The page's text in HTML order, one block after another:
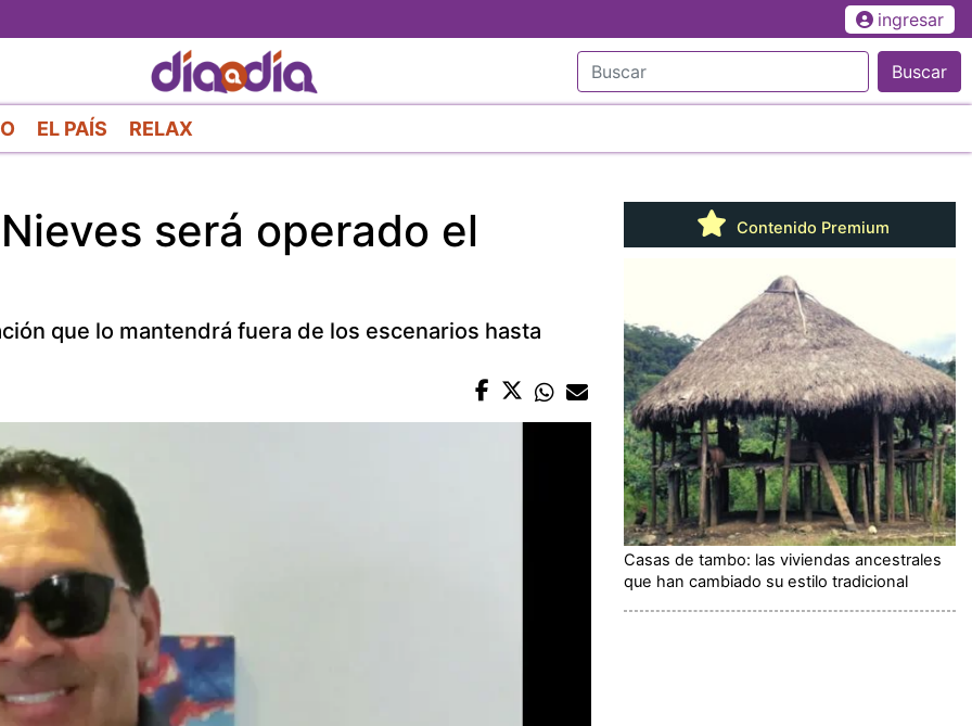
al
contenido
principal
ingresar
Buscar
EL PAÍS RELAX
será operado el
que lo mantendrá fuera de los escenarios hasta
Contenido Premium
Casas de tambo: las viviendas ancestrales
que han cambiado su estilo tradicional